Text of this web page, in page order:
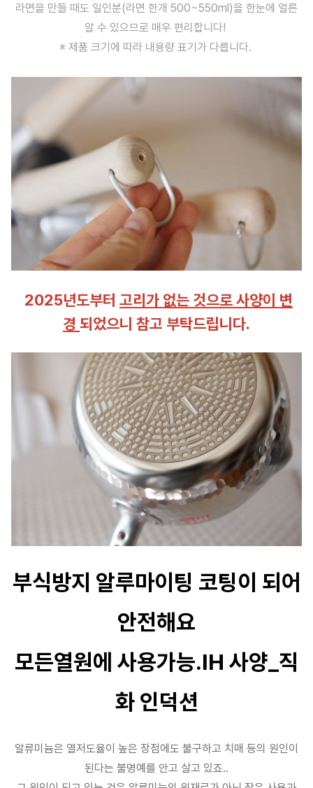
라면을 만들 때도 일인분(라면 한개 500~550ml)을 한눈에 얼른
알 수 있으므로 매우 편리합니다!
※ 제품 크기에 따라 내용량 표기가 다릅니다.
2025년도부터 고리가 없는 것으로 사양이 변
경 되었으니 참고 부탁드립니다.
부식방지 알루마이팅 코팅이 되어
안전해요
모든열원에 사용가능.IH 사양_직
화 인덕션
알류미늄은 열저도율이 높은 장점에도 불구하고 치매 등의 원인이
된다는 불명예를 안고 살고 있죠..